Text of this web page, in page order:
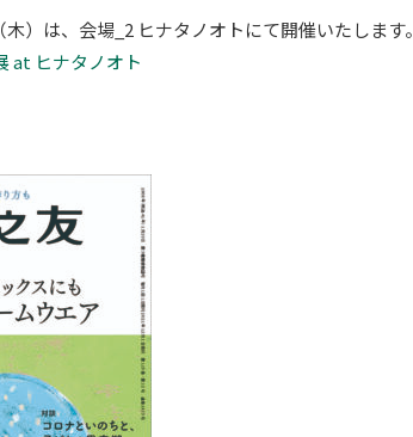
）は、会場_2 ヒナタノオトにて開催いたします。
at ヒナタノオト